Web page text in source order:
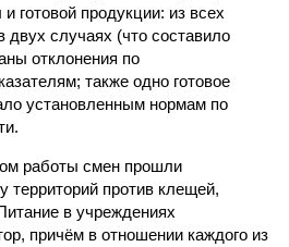
готовой продукции: из всех
случаях (что составило
отклонения по
также одно готовое
установленным нормам по
работы смен прошли
территорий против клещей,
в учреждениях
причём в отношении каждого из